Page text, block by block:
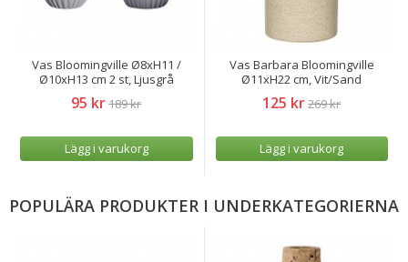
Vas Bloomingville Ø8xH11 /
Ø10xH13 cm 2 st, Ljusgrå
95 kr189 kr
Lägg i varukorg
Vas Barbara Bloomingville
Ø11xH22 cm, Vit/Sand
125 kr269 kr
Lägg i varukorg
POPULÄRA PRODUKTER I UNDERKATEGORIERNA